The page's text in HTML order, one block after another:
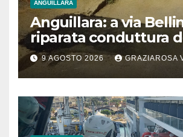
ANGUILLARA
Anguillara: a via
riparata conduttura
segnalazione IdD
9 AGOSTO 2026 GRAZIAROSA